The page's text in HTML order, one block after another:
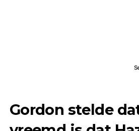
Gordon stelde